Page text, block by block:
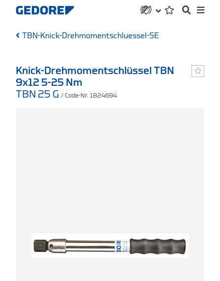
TBN-Knick-Drehmomentschluessel-SE
Knick-Drehmomentschlüssel TBN
9x12 5-25 Nm
TBN 25 G / Code-Nr. 1824694